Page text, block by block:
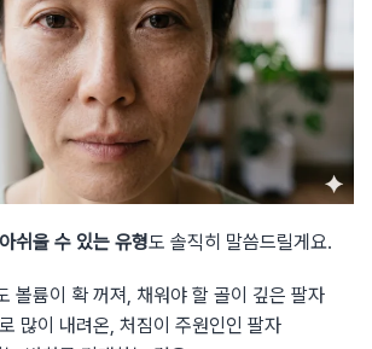
쉬울 수 있는 유형도 솔직히 말씀드릴게요.
볼륨이 확 꺼져, 채워야 할 골이 깊은 팔자
많이 내려온, 처짐이 주원인인 팔자